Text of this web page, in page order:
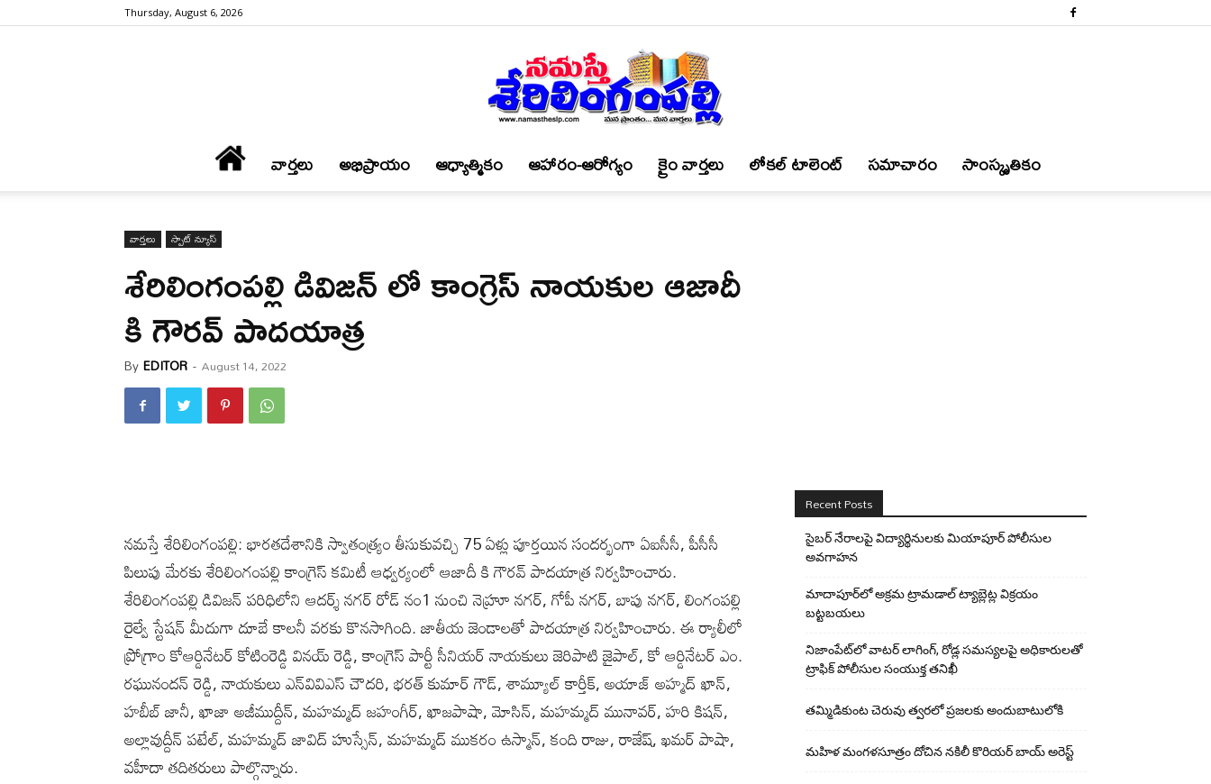
Thursday, August 6, 2026
శేరిలింగంపల్లి
వార్త‌లు అభిప్రాయం ఆధ్యాత్మికం ఆహారం-ఆరోగ్యం క్రైం వార్త‌లు లోకల్ టాలెంట్ స‌మాచారం సాంస్కృతికం
వార్త‌లు స్పాట్ న్యూస్
శేరిలింగంపల్లి డివిజన్ లో కాంగ్రెస్ నాయకుల ఆజాదీ
కి గౌరవ్ పాదయాత్ర
ByEDITOR - August 14, 2022
నమస్తే శేరిలింగంపల్లి: భారతదేశానికి స్వాతంత్ర్యం తీసుకువచ్చి 75 ఏళ్లు పూర్తయిన సందర్భంగా ఏఐసీసీ, పీసీసీ
పిలుపు మేరకు శేరిలింగంపల్లి కాంగ్రెస్ కమిటీ ఆధ్వర్యంలో ఆజాదీ కి గౌరవ్ పాదయాత్ర నిర్వహించారు.
శేరిలింగంపల్లి డివిజన్ పరిధిలోని ఆదర్శ్ నగర్ రోడ్ నం1 నుంచి నెహ్రూ నగర్, గోపీ నగర్, బాపు నగర్, లింగంపల్లి
రైల్వే స్టేషన్ మీదుగా దూబే కాలనీ వరకు కొనసాగింది. జాతీయ జెండాలతో పాదయాత్ర నిర్వహించారు. ఈ ర్యాలీలో
ప్రోగ్రాం కోఆర్డినేటర్ కోటింరెడ్డి వినయ్ రెడ్డి, కాంగ్రెస్ పార్టీ సీనియర్ నాయకులు జెరిపాటి జైపాల్, కో ఆర్డినేటర్ ఎం.
రఘునందన్ రెడ్డి, నాయకులు ఎన్‌వివిఎస్ చౌదరి, భరత్ కుమార్ గౌడ్, శామ్యూల్ కార్తీక్, అయాజ్ అహ్మద్ ఖాన్,
హబీబ్ జానీ, ఖాజా అజీముద్దీన్, మహమ్మద్ జహంగీర్, ఖాజపాషా, మోసిన్, మహమ్మద్ మునావర్, హరి కిషన్,
అల్లావుద్దీన్ పటేల్, మహమ్మద్ జావిద్ హుస్సేన్, మహమ్మద్ ముకరం ఉస్మాన్, కంది రాజు, రాజేష్, ఖమర్ పాషా,
వహీదా తదితరులు పాల్గొన్నారు.
Recent Posts
సైబర్ నేరాలపై విద్యార్థినులకు మియాపూర్ పోలీసుల
అవగాహన
మాదాపూర్‌లో అక్రమ ట్రామడాల్ ట్యాబ్లెట్ల విక్రయం
బట్టబయలు
నిజాంపేట్‌లో వాటర్ లాగింగ్, రోడ్ల సమస్యలపై అధికారులతో
ట్రాఫిక్ పోలీసుల సంయుక్త తనిఖీ
తమ్మిడికుంట చెరువు త్వరలో ప్రజలకు అందుబాటులోకి
మహిళ మంగళసూత్రం దోచిన నకిలీ కొరియర్ బాయ్ అరెస్ట్